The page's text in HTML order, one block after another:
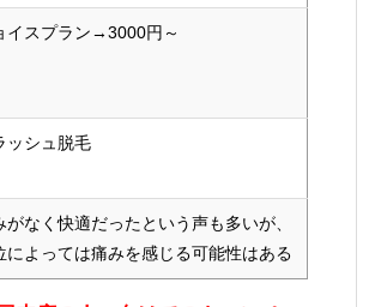
イスプラン→3000円～
ッシュ脱毛
がなく快適だったという声も多いが、
によっては痛みを感じる可能性はある